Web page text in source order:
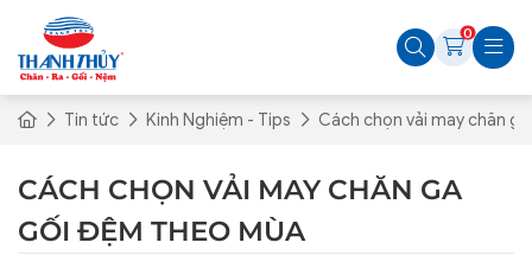
0
Tin tức Kinh Nghiệm - Tips Cách chọn vải may chăn
CÁCH CHỌN VẢI MAY CHĂN GA
GỐI ĐỆM THEO MÙA